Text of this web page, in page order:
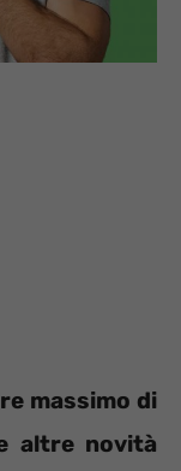
massimo di
altre novità